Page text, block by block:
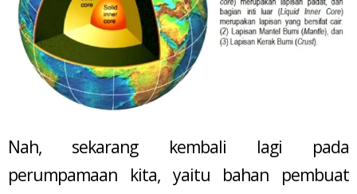
Nah, sekarang kembali lagi pada
perumpamaan kita, yaitu bahan pembuat